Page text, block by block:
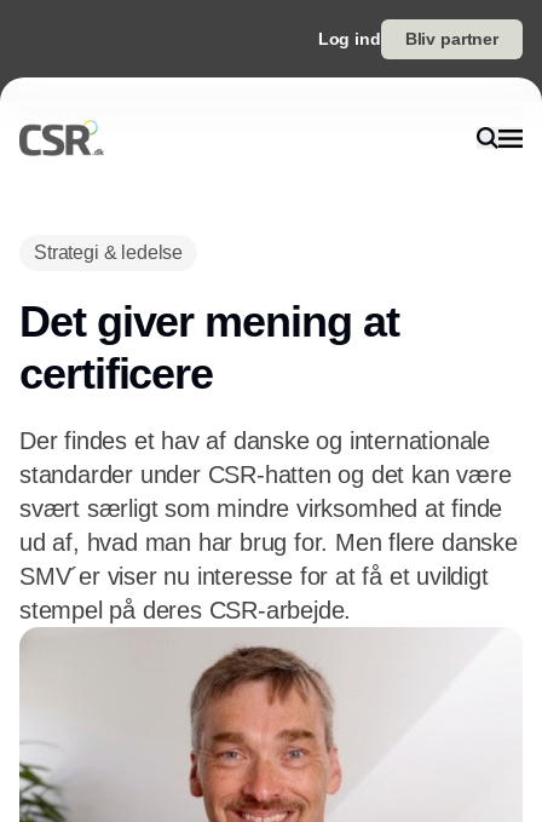
Log ind Bliv partner
Strategi & ledelse
Det giver mening at
certificere
Der findes et hav af danske og internationale
standarder under CSR-hatten og det kan være
svært særligt som mindre virksomhed at finde
ud af, hvad man har brug for. Men flere danske
SMV´er viser nu interesse for at få et uvildigt
stempel på deres CSR-arbejde.